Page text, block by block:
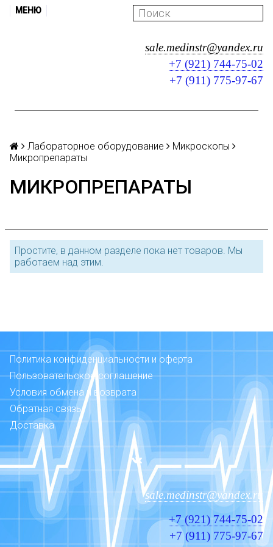
МЕНЮ
sale.medinstr@yandex.ru
+7 (921) 744-75-02
+7 (911) 775-97-67
Лабораторное оборудование
Микроскопы
Микропрепараты
МИКРОПРЕПАРАТЫ
Простите, в данном разделе пока нет товаров. Мы
работаем над этим.
Политика конфиденциальности и оферта
Пользовательское соглашение
Условия обмена и возврата
Обратная связь
Доставка
sale.medinstr@yandex.ru
+7 (921) 744-75-02
+7 (911) 775-97-67